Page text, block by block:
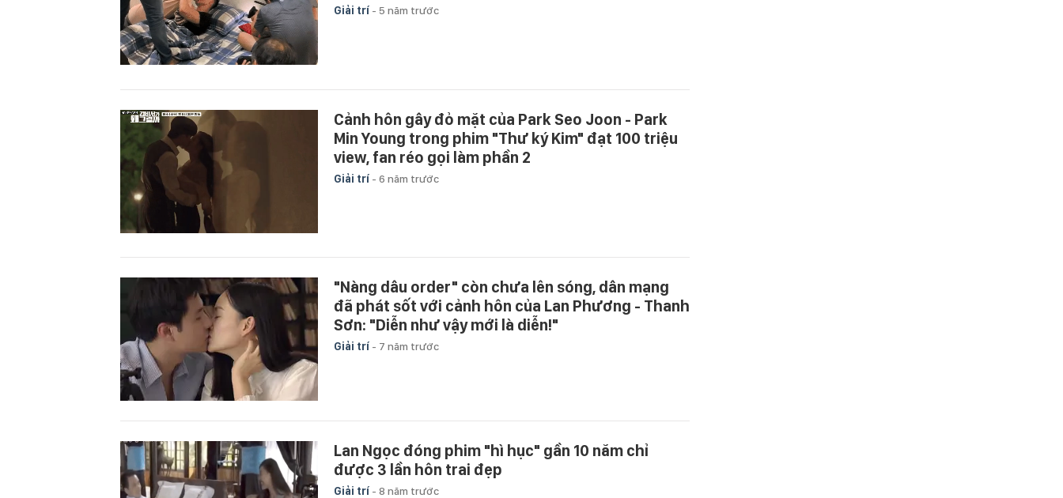
Giải trí - 5 năm trước
Cảnh hôn gây đỏ mặt của Park Seo Joon - Park
Min Young trong phim "Thư ký Kim" đạt 100 triệu
view, fan réo gọi làm phần 2
Giải trí - 6 năm trước
"Nàng dâu order" còn chưa lên sóng, dân mạng
đã phát sốt với cảnh hôn của Lan Phương - Thanh
Sơn: "Diễn như vậy mới là diễn!"
Giải trí - 7 năm trước
Lan Ngọc đóng phim "hì hục" gần 10 năm chỉ
được 3 lần hôn trai đẹp
Giải trí - 8 năm trước